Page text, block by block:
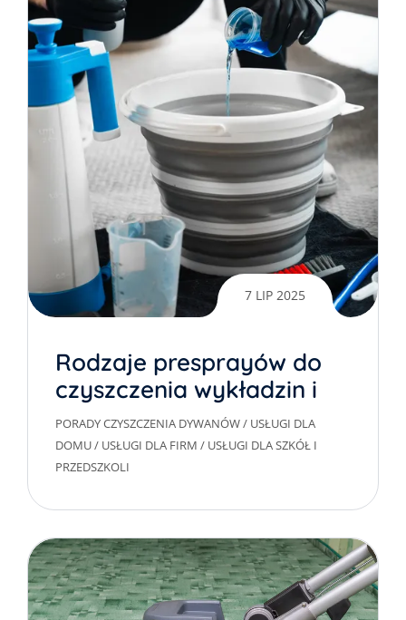
7 LIP 2025
Rodzaje presprayów do
czyszczenia wykładzin i
dywanów
PORADY CZYSZCZENIA DYWANÓW/ USŁUGI DLA
DOMU/ USŁUGI DLA FIRM / USŁUGI DLA SZKÓŁ I
PRZEDSZKOLI